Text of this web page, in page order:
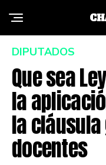
DIPUTADOS
Que sea
la
la
docentes